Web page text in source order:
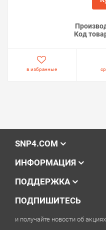
Код
в избранные
SNP4.COM
ИНФОРМАЦИЯ
ПОДДЕРЖКА
ПОДПИШИТЕСЬ
и получайте новости об